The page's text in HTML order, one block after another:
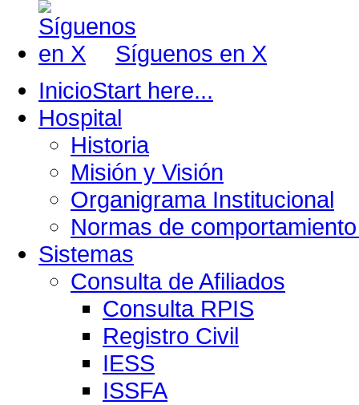
Síguenos en X
InicioStart here...
Hospital
Historia
Misión y Visión
Organigrama Institucional
Normas de
Sistemas
Consulta de Afiliados
Consulta RPIS
Registro Civil
IESS
ISSFA